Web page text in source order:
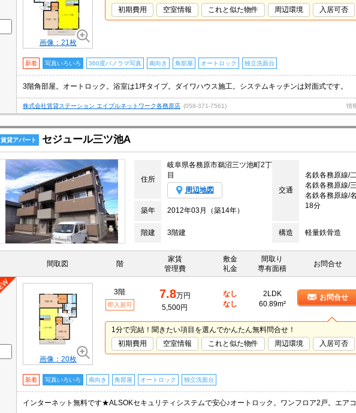
画像：21枚
初期費用
空室情報 これと似た物件 周辺環境 入居可否
新着 写真いろいろ 360度パノラマ写真 南向き 角部屋 オートロック 独立洗面台
3階角部屋。オートロック。浴室は1坪タイプ。ダイワハウス施工。システムキッチンは対面式です。
株式会社賃貸ステーション エイブルネットワーク各務原店 (058-371-7561) 情
賃貸アパート セジュール三ツ池A
住所
岐阜県各務原市鵜沼三ツ池町2丁
目
周辺地図 交通
名鉄各務原線/
名鉄各務原線/
名鉄各務原線/
18分
築年 2012年03月（築14年）
階建 3階建 構造 軽量鉄骨造
間取図 階
家賃
管理費
敷金
礼金
間取り
専有面積
お問合せ
画像：20枚
3階
即入居可
7.8万円
5,500円
なし
なし
2LDK
60.89m²
お問合せ
1分で完結！聞きたい項目を選んでかんたん無料問合せ！
初期費用
空室情報 これと似た物件 周辺環境 入居可否
新着 写真いろいろ 南向き 角部屋 オートロック 独立洗面台